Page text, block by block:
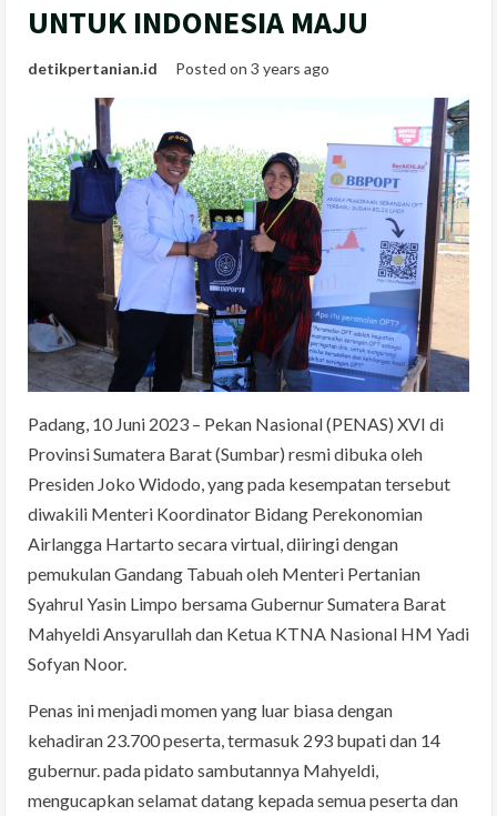
UNTUK INDONESIA MAJU
detikpertanian.id Posted on 3 years ago
Padang, 10 Juni 2023 – Pekan Nasional (PENAS) XVI di
Provinsi Sumatera Barat (Sumbar) resmi dibuka oleh
Presiden Joko Widodo, yang pada kesempatan tersebut
diwakili Menteri Koordinator Bidang Perekonomian
Airlangga Hartarto secara virtual, diiringi dengan
pemukulan Gandang Tabuah oleh Menteri Pertanian
Syahrul Yasin Limpo bersama Gubernur Sumatera Barat
Mahyeldi Ansyarullah dan Ketua KTNA Nasional HM Yadi
Sofyan Noor.
Penas ini menjadi momen yang luar biasa dengan
kehadiran 23.700 peserta, termasuk 293 bupati dan 14
gubernur. pada pidato sambutannya Mahyeldi,
mengucapkan selamat datang kepada semua peserta dan